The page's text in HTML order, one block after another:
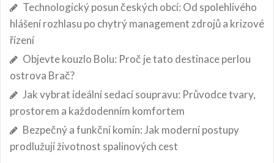
Technologický posun českých obcí: Od spolehlivého
hlášení rozhlasu po chytrý management zdrojů a krizové
řízení
Objevte kouzlo Bolu: Proč je tato destinace perlou
ostrova Brač?
Jak vybrat ideální sedací soupravu: Průvodce tvary,
prostorem a každodenním komfortem
Bezpečný a funkční komín: Jak moderní postupy
prodlužují životnost spalinových cest